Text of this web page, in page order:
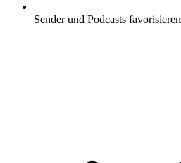
Sender und Podcasts favorisieren